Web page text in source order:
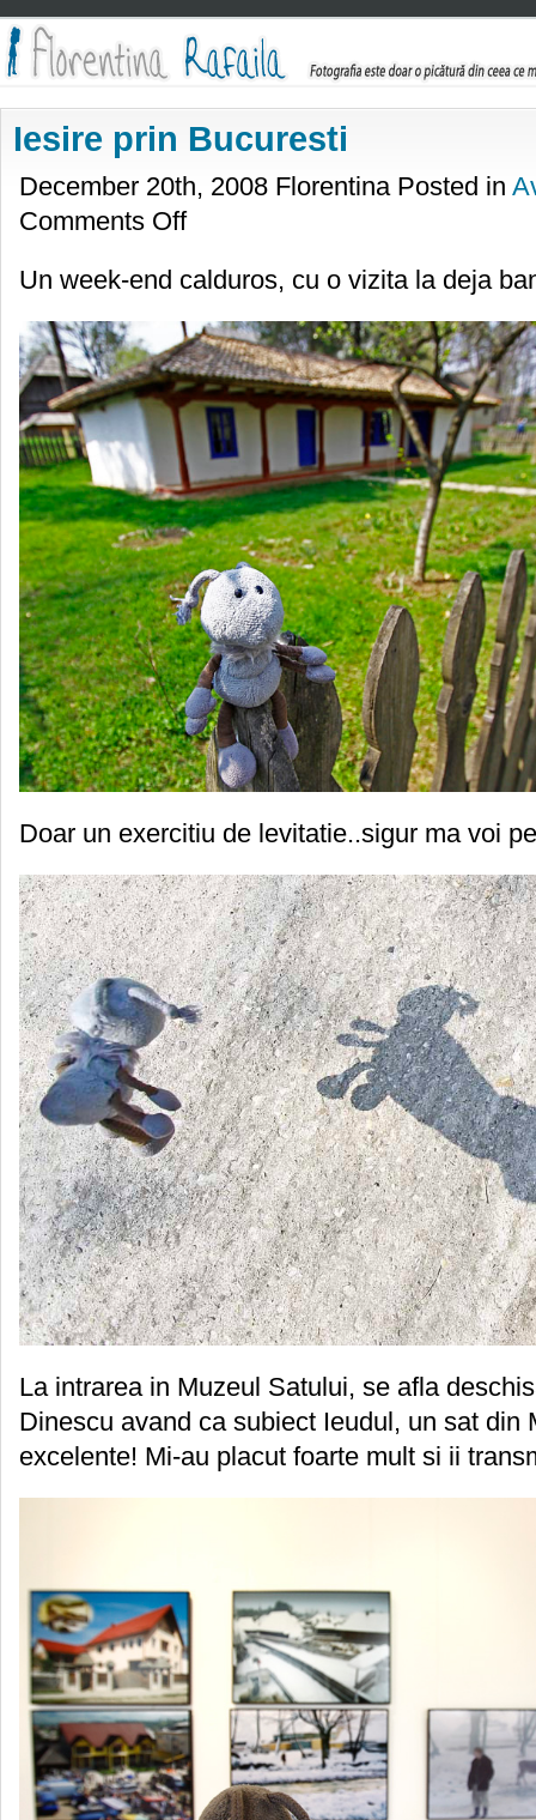
Iesire prin Bucuresti
December 20th, 2008 Florentina Posted in
Comments Offon
Bucuresti
Un week-end calduros, cu o vizita la deja
Doar un exercitiu de levitatie..sigur ma voi
La intrarea in Muzeul Satului, se afla
Dinescu avand ca subiect Ieudul, un sat din
excelente! Mi-au placut foarte mult si ii